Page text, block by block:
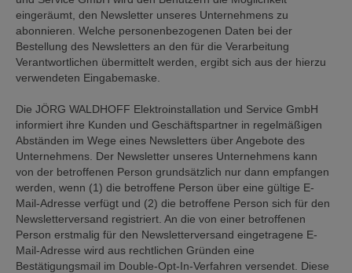
eingeräumt, den Newsletter unseres Unternehmens zu
abonnieren. Welche personenbezogenen Daten bei der
Bestellung des Newsletters an den für die Verarbeitung
Verantwortlichen übermittelt werden, ergibt sich aus der hierzu
verwendeten Eingabemaske.
Die JÖRG WALDHOFF Elektroinstallation und Service GmbH
informiert ihre Kunden und Geschäftspartner in regelmäßigen
Abständen im Wege eines Newsletters über Angebote des
Unternehmens. Der Newsletter unseres Unternehmens kann
von der betroffenen Person grundsätzlich nur dann empfangen
werden, wenn (1) die betroffene Person über eine gültige E-
Mail-Adresse verfügt und (2) die betroffene Person sich für den
Newsletterversand registriert. An die von einer betroffenen
Person erstmalig für den Newsletterversand eingetragene E-
Mail-Adresse wird aus rechtlichen Gründen eine
Bestätigungsmail im Double-Opt-In-Verfahren versendet. Diese